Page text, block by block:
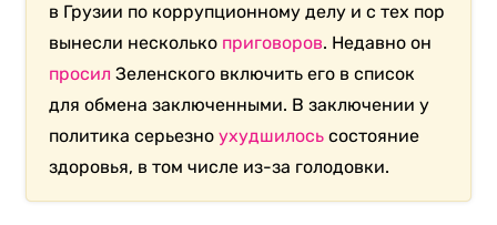
в Грузии по коррупционному делу и с тех пор
вынесли несколько приговоров. Недавно он
просил Зеленского включить его в список
для обмена заключенными. В заключении у
политика серьезноухудшилось состояние
здоровья, в том числе из-за голодовки.